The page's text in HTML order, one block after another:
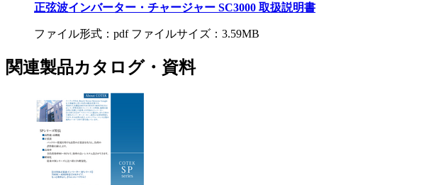
正弦波インバーター・チャージャー SC3000 取扱説明書
ファイル形式：pdf ファイルサイズ：3.59MB
関連製品カタログ・資料